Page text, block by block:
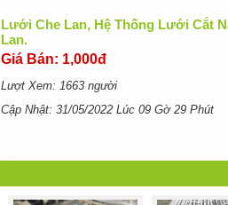
Lưới Che Lan, Hệ Thống Lưới Cắt
Lan.
Giá Bán: 1,000đ
Lượt Xem: 1663 người
Cập Nhật: 31/05/2022 Lúc 09 Gờ 29 Phút